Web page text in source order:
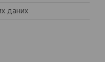
даних